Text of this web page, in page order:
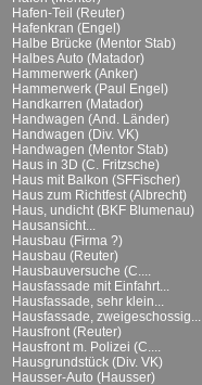
Hafen-Teil (Reuter)
Hafenkran (Engel)
Halbe Brücke (Mentor Stab)
Halbes Auto (Matador)
Hammerwerk (Anker)
Hammerwerk (Paul Engel)
Handkarren (Matador)
Handwagen (And. Länder)
Handwagen (Div. VK)
Handwagen (Mentor Stab)
Haus in 3D (C. Fritzsche)
Haus mit Balkon (SFFischer)
Haus zum Richtfest (Albrecht)
Haus, undicht (BKF Blumenau)
Hausansicht...
Hausbau (Firma ?)
Hausbau (Reuter)
Hausbauversuche (C....
Hausfassade mit Einfahrt...
Hausfassade, sehr klein...
Hausfassade, zweigeschossig...
Hausfront (Reuter)
Hausfront m. Polizei (C....
Hausgrundstück (Div. VK)
Hausser-Auto (Hausser)